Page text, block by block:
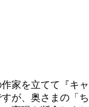
家を立てて『キャ
が、奥さまの「ち